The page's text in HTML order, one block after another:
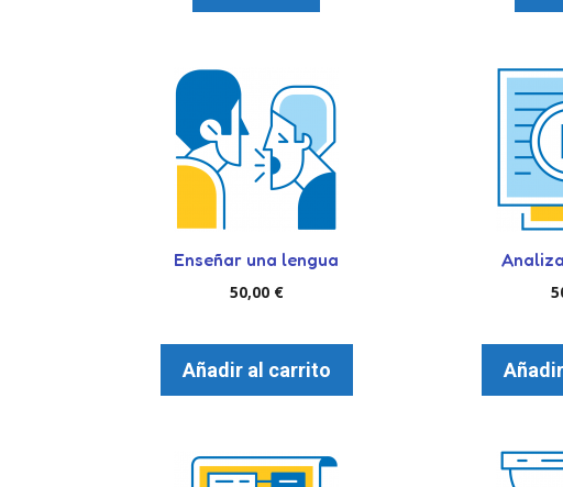
Enseñar una lengua
50,00 €
Añadir al carrito